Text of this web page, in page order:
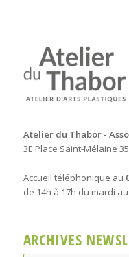
Atelier du Thabor -
3E Place Saint-Mélaine
-
Accueil téléphonique au
de 14h à 17h du mardi
ARCHIVES